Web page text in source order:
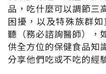
品，吃什麼可以調節三
困擾，以及特殊族群
聽（務必諮詢醫師），
供全方位的保健食品知
分享他們吃或不吃的經